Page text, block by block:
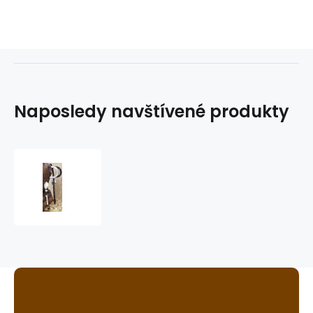
Naposledy navštívené produkty